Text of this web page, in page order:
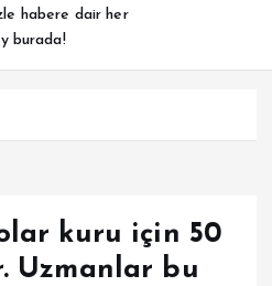
habere dair her
burada!
kuru için 50
Uzmanlar bu